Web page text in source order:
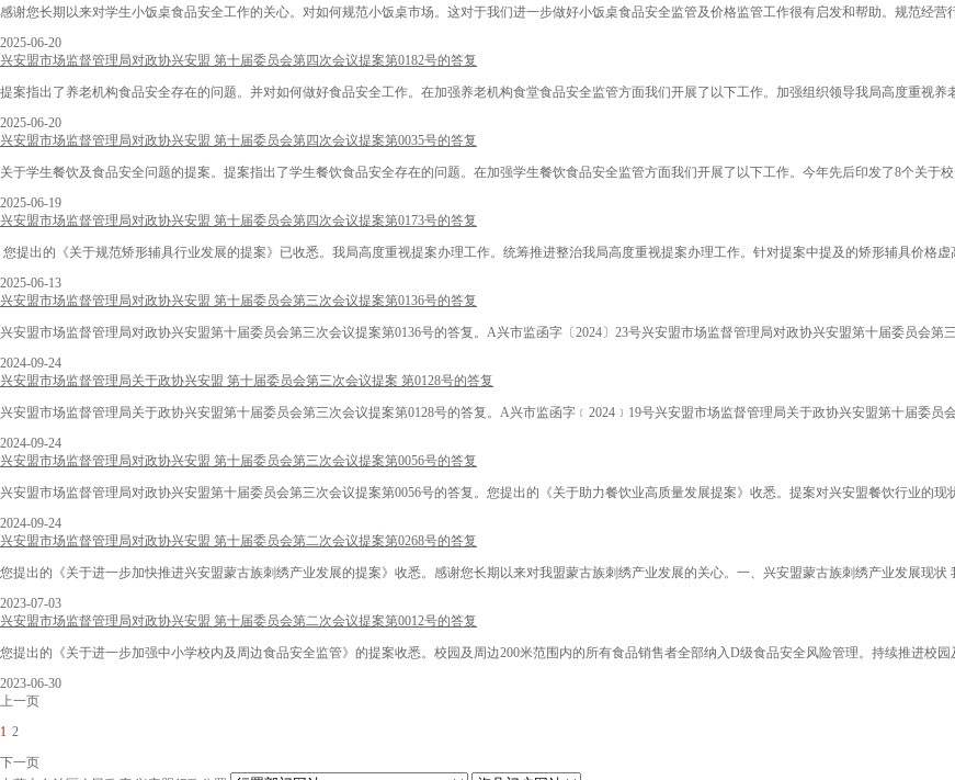
感谢您长期以来对学生小饭桌食品安全工作的关心。对如何规范小饭桌市场。这对于我们进一步做好小饭桌食品安全监管及价格监管工作很有启发和帮助。规范经
2025-06-20
兴安盟市场监督管理局对政协兴安盟 第十届委员会第四次会议提案第0182号的答复
提案指出了养老机构食品安全存在的问题。并对如何做好食品安全工作。在加强养老机构食堂食品安全监管方面我们开展了以下工作。加强组织领导我局高度重视
2025-06-20
兴安盟市场监督管理局对政协兴安盟 第十届委员会第四次会议提案第0035号的答复
关于学生餐饮及食品安全问题的提案。提案指出了学生餐饮食品安全存在的问题。在加强学生餐饮食品安全监管方面我们开展了以下工作。今年先后印发了8个关于
2025-06-19
兴安盟市场监督管理局对政协兴安盟 第十届委员会第四次会议提案第0173号的答复
您提出的《关于规范矫形辅具行业发展的提案》已收悉。我局高度重视提案办理工作。统筹推进整治我局高度重视提案办理工作。针对提案中提及的矫形辅具价格
2025-06-13
兴安盟市场监督管理局对政协兴安盟 第十届委员会第三次会议提案第0136号的答复
兴安盟市场监督管理局对政协兴安盟第十届委员会第三次会议提案第0136号的答复。A兴市监函字〔2024〕23号兴安盟市场监督管理局对政协兴安盟第十届委员会第
2024-09-24
兴安盟市场监督管理局关于政协兴安盟 第十届委员会第三次会议提案 第0128号的答复
兴安盟市场监督管理局关于政协兴安盟第十届委员会第三次会议提案第0128号的答复。A兴市监函字﹝2024﹞19号兴安盟市场监督管理局关于政协兴安盟第十届委员
2024-09-24
兴安盟市场监督管理局对政协兴安盟 第十届委员会第三次会议提案第0056号的答复
兴安盟市场监督管理局对政协兴安盟第十届委员会第三次会议提案第0056号的答复。您提出的《关于助力餐饮业高质量发展提案》收悉。提案对兴安盟餐饮行业的
2024-09-24
兴安盟市场监督管理局对政协兴安盟 第十届委员会第二次会议提案第0268号的答复
您提出的《关于进一步加快推进兴安盟蒙古族刺绣产业发展的提案》收悉。感谢您长期以来对我盟蒙古族刺绣产业发展的关心。一、兴安盟蒙古族刺绣产业发展现状
2023-07-03
兴安盟市场监督管理局对政协兴安盟 第十届委员会第二次会议提案第0012号的答复
您提出的《关于进一步加强中小学校内及周边食品安全监管》的提案收悉。校园及周边200米范围内的所有食品销售者全部纳入D级食品安全风险管理。持续推进校
2023-06-30
上一页
1 2
下一页